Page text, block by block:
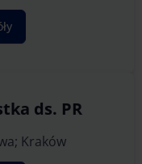
ds. PR
Kraków